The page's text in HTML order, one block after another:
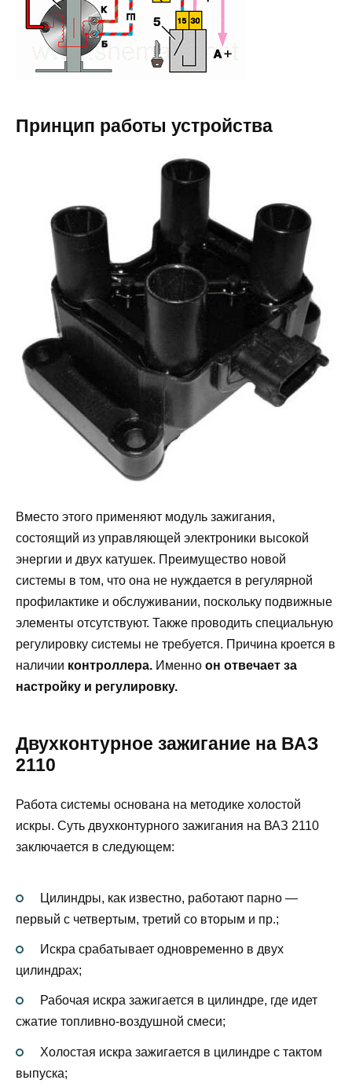
Принцип работы устройства
Вместо этого применяют модуль зажигания,
состоящий из управляющей электроники высокой
энергии и двух катушек. Преимущество новой
системы в том, что она не нуждается в регулярной
профилактике и обслуживании, поскольку подвижные
элементы отсутствуют. Также проводить специальную
регулировку системы не требуется. Причина кроется в
наличии контроллера. Именно он отвечает за
настройку и регулировку.
Двухконтурное зажигание на ВАЗ
2110
Работа системы основана на методике холостой
искры. Суть двухконтурного зажигания на ВАЗ 2110
заключается в следующем:
Цилиндры, как известно, работают парно —
первый с четвертым, третий со вторым и пр.;
Искра срабатывает одновременно в двух
цилиндрах;
Рабочая искра зажигается в цилиндре, где идет
сжатие топливно-воздушной смеси;
Холостая искра зажигается в цилиндре с тактом
выпуска;